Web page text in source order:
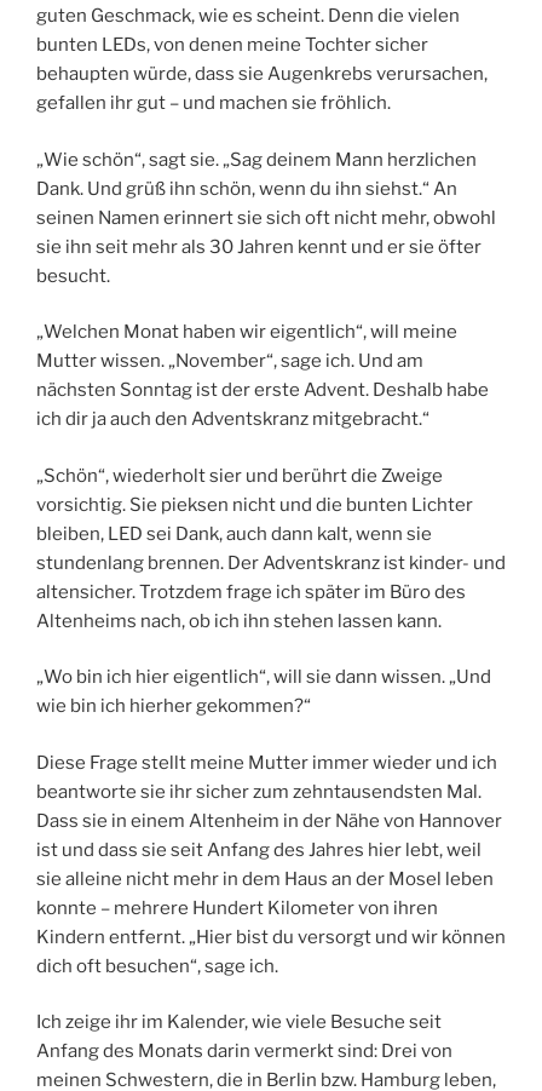
guten Geschmack, wie es scheint. Denn die vielen
bunten LEDs, von denen meine Tochter sicher
behaupten würde, dass sie Augenkrebs verursachen,
gefallen ihr gut – und machen sie fröhlich.
„Wie schön“, sagt sie. „Sag deinem Mann herzlichen
Dank. Und grüß ihn schön, wenn du ihn siehst.“ An
seinen Namen erinnert sie sich oft nicht mehr, obwohl
sie ihn seit mehr als 30 Jahren kennt und er sie öfter
besucht.
„Welchen Monat haben wir eigentlich“, will meine
Mutter wissen. „November“, sage ich. Und am
nächsten Sonntag ist der erste Advent. Deshalb habe
ich dir ja auch den Adventskranz mitgebracht.“
„Schön“, wiederholt sier und berührt die Zweige
vorsichtig. Sie pieksen nicht und die bunten Lichter
bleiben, LED sei Dank, auch dann kalt, wenn sie
stundenlang brennen. Der Adventskranz ist kinder- und
altensicher. Trotzdem frage ich später im Büro des
Altenheims nach, ob ich ihn stehen lassen kann.
„Wo bin ich hier eigentlich“, will sie dann wissen. „Und
wie bin ich hierher gekommen?“
Diese Frage stellt meine Mutter immer wieder und ich
beantworte sie ihr sicher zum zehntausendsten Mal.
Dass sie in einem Altenheim in der Nähe von Hannover
ist und dass sie seit Anfang des Jahres hier lebt, weil
sie alleine nicht mehr in dem Haus an der Mosel leben
konnte – mehrere Hundert Kilometer von ihren
Kindern entfernt. „Hier bist du versorgt und wir können
dich oft besuchen“, sage ich.
Ich zeige ihr im Kalender, wie viele Besuche seit
Anfang des Monats darin vermerkt sind: Drei von
meinen Schwestern, die in Berlin bzw. Hamburg leben,